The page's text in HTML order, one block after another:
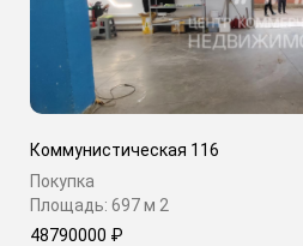
Коммунистическая 116
Покупка
Площадь: 697 м 2
48790000 ₽